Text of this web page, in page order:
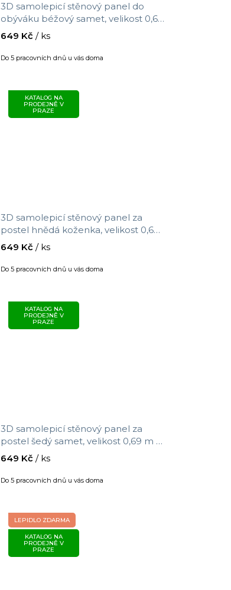
3D samolepicí stěnový panel do
obýváku béžový samet, velikost 0,69
m x 1,4 m
Do 5 pracovních dnů u vás doma
649 Kč / ks
KATALOG NA
PRODEJNĚ V
PRAZE
3D samolepicí stěnový panel za
postel hnědá koženka, velikost 0,69
m x 1,5 m
Do 5 pracovních dnů u vás doma
649 Kč / ks
KATALOG NA
PRODEJNĚ V
PRAZE
3D samolepicí stěnový panel za
postel šedý samet, velikost 0,69 m x
1,4 m
Do 5 pracovních dnů u vás doma
649 Kč / ks
LEPIDLO ZDARMA
KATALOG NA
PRODEJNĚ V
PRAZE